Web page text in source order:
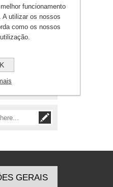
149 696
chamada
fixa
GERAIS
funcionamento
utilizar os nossos
como os nossos